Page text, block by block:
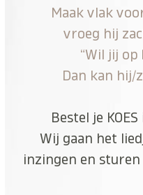
Maak vlak
vroeg hij
“Wil jij op
Dan kan hij/
Bestel je
Wij gaan het
inzingen en sturen